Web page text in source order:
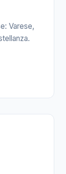
Varese,